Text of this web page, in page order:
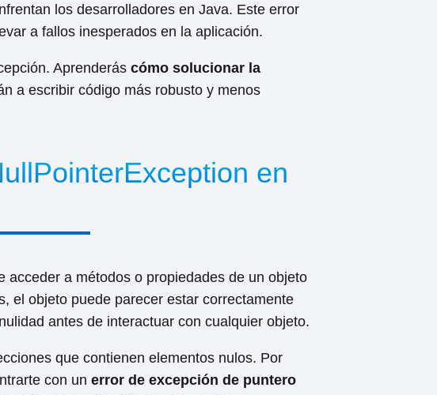
los desarrolladores en Java. Este error
a fallos inesperados en la aplicación.
Aprenderás cómo solucionar la
a escribir código más robusto y menos
en
acceder a métodos o propiedades de un objeto
el objeto puede parecer estar correctamente
antes de interactuar con cualquier objeto.
que contienen elementos nulos. Por
con un error de excepción de puntero